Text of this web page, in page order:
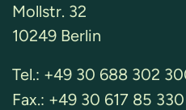
Mollstr. 32
10249 Berlin
Tel.: +49 30 688 302
Fax.: +49 30 617 85 330